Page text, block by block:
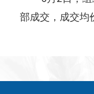
部成交，成交均